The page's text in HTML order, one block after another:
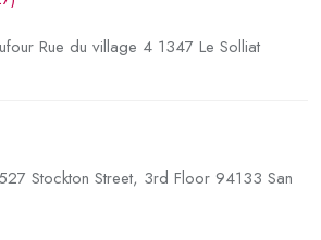
Rue du village 4 1347 Le Solliat
Stockton Street, 3rd Floor 94133 San